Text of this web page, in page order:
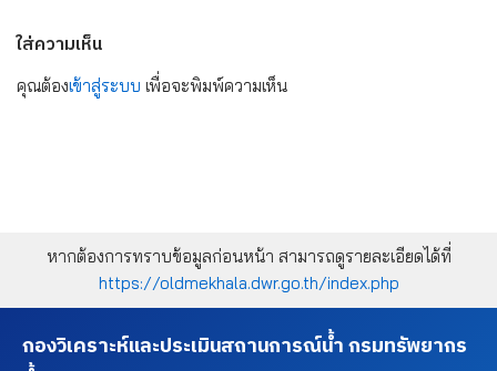
ใส่ความเห็น
คุณต้องเข้าสู่ระบบ เพื่อจะพิมพ์ความเห็น
หากต้องการทราบข้อมูลก่อนหน้า สามารถดูรายละเอียดได้ที่
https://oldmekhala.dwr.go.th/index.php
กองวิเคราะห์และประเมินสถานการณ์น้ำ กรมทรัพยากร